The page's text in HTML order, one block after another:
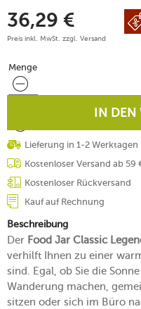
36,29 €
Preis inkl. MwSt. zzgl. Versand
Menge
Menge
IN
Lieferung in 1-2 Werktagen
Kostenloser Versand ab
Kostenloser Rückversand
Kauf auf Rechnung
Beschreibung
Der Food Jar Classic
verhilft Ihnen zu einer
sind. Egal, ob Sie die
Wanderung machen,
sitzen oder sich im Büro